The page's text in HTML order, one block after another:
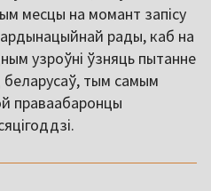
месцы на момант запісу
рады, каб на
узроўні ўзняць пытанне
беларусаў, тым самым
праваабаронцы